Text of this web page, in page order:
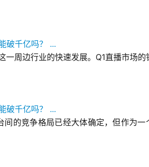
周边行业的快速发展。Q1直播市场的
的竞争格局已经大体确定，但作为一